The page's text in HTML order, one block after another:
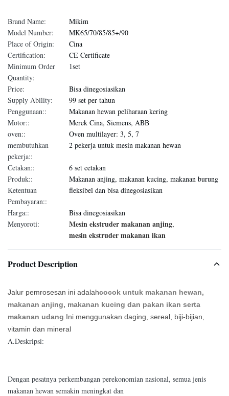
Brand Name:
Mikim
Model Number:
MK65/70/85/85+/90
Place of Origin:
Cina
Certification:
CE Certificate
Minimum Order
Quantity:
1set
Price:
Bisa dinegosiasikan
Supply Ability:
99 set per tahun
Penggunaan::
Makanan hewan peliharaan kering
Motor::
Merek Cina, Siemens, ABB
oven::
Oven multilayer: 3, 5, 7
membutuhkan
pekerja::
2 pekerja untuk mesin makanan hewan
Cetakan::
6 set cetakan
Produk::
Makanan anjing, makanan kucing, makanan burung
Ketentuan
Pembayaran::
fleksibel dan bisa dinegosiasikan
Harga::
Bisa dinegosiasikan
Menyoroti:
Mesin ekstruder makanan anjing,
mesin ekstruder makanan ikan
Product Description
Jalur pemrosesan ini adalahcocok untuk makanan hewan,
makanan anjing, makanan kucing dan pakan ikan serta
makanan udang .Ini menggunakan daging, sereal, biji-bijian,
vitamin dan mineral
A.Deskripsi:
Dengan pesatnya perkembangan perekonomian nasional, semua jenis
makanan hewan semakin meningkat dan